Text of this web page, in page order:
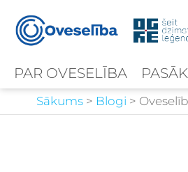
PAR OVESELĪBA
Sākums > Blogi >